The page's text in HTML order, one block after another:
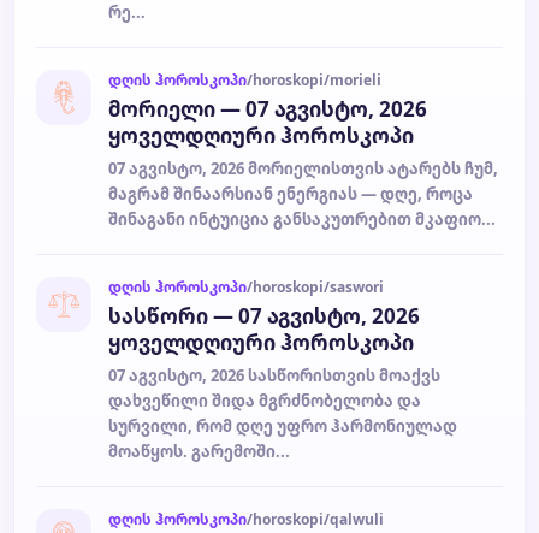
რე...
დღის ჰოროსკოპი/horoskopi/morieli
მორიელი — 07 აგვისტო, 2026
ყოველდღიური ჰოროსკოპი
07 აგვისტო, 2026 მორიელისთვის ატარებს ჩუმ,
მაგრამ შინაარსიან ენერგიას — დღე, როცა
შინაგანი ინტუიცია განსაკუთრებით მკაფიო...
დღის ჰოროსკოპი/horoskopi/saswori
სასწორი — 07 აგვისტო, 2026
ყოველდღიური ჰოროსკოპი
07 აგვისტო, 2026 სასწორისთვის მოაქვს
დახვეწილი შიდა მგრძნობელობა და
სურვილი, რომ დღე უფრო ჰარმონიულად
მოაწყოს. გარემოში...
დღის ჰოროსკოპი/horoskopi/qalwuli